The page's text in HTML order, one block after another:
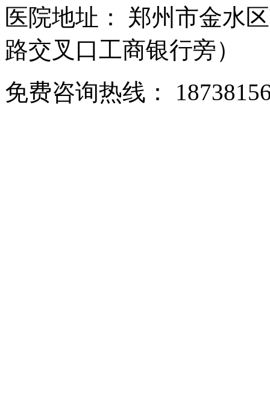
医院地址： 郑州市金水
路交叉口工商银行旁）
免费咨询热线：